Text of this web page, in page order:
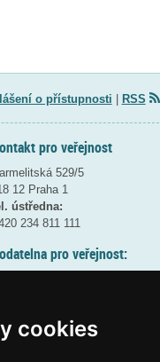
cookies
o přístupnosti RSS
pro veřejnost
529/5
12 Praha 1
ústředna:
234 811 111
pro veřejnost: